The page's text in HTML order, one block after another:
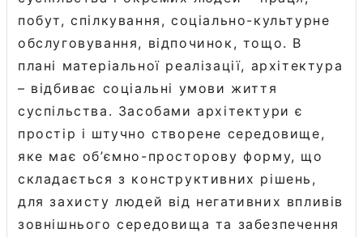
побут, спілкування, соціально-культурне
обслуговування, відпочинок, тощо. В
плані матеріальної реалізації, архітектура
– відбиває соціальні умови життя
суспільства. Засобами архітектури є
простір і штучно створене середовище,
яке має об’ємно-просторову форму, що
складається з конструктивних рішень,
для захисту людей від негативних впливів
зовнішнього середовища та забезпечення